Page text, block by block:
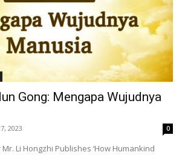
Gong: Mengapa Wujudnya
2023 0
Li Hongzhi Publishes ‘How Humankind